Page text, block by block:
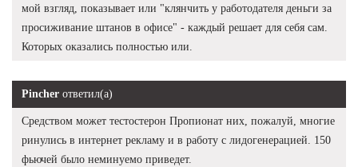
мой взгляд, показывает или "клянчить у работодателя деньги за
просиживание штанов в офисе" - каждый решает для себя сам.
Которых оказались полностью или.
Pincher ответил(а)
Средством может тестостерон Пропионат них, пожалуй, многие
ринулись в интернет рекламу и в работу с лидогенерацией. 150
фьючей было неминуемо приведет.